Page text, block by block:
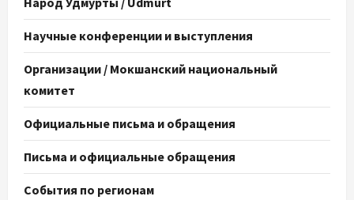
Научные конференции и выступления
Организации / Мокшанский национальный
комитет
Официальные письма и обращения
Письма и официальные обращения
События по регионам